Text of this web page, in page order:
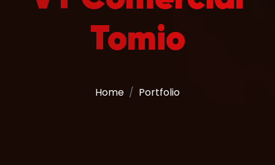
Tomio
Home Portfolio